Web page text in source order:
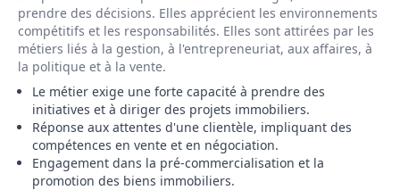
prendre des décisions. Elles apprécient les environnements
compétitifs et les responsabilités. Elles sont attirées par les
métiers liés à la gestion, à l'entrepreneuriat, aux affaires, à
la politique et à la vente.
Le métier exige une forte capacité à prendre des
initiatives et à diriger des projets immobiliers.
Réponse aux attentes d'une clientèle, impliquant des
compétences en vente et en négociation.
Engagement dans la pré-commercialisation et la
promotion des biens immobiliers.